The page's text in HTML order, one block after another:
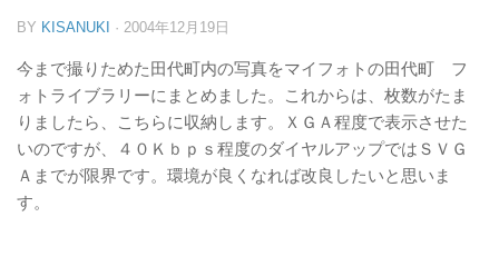
BY KISANUKI · 2004年12月19日
今まで撮りためた田代町内の写真をマイフォトの田代町 フ
ォトライブラリーにまとめました。これからは、枚数がたま
りましたら、こちらに収納します。ＸＧＡ程度で表示させた
いのですが、４０Ｋｂｐｓ程度のダイヤルアップではＳＶＧ
Ａまでが限界です。環境が良くなれば改良したいと思いま
す。